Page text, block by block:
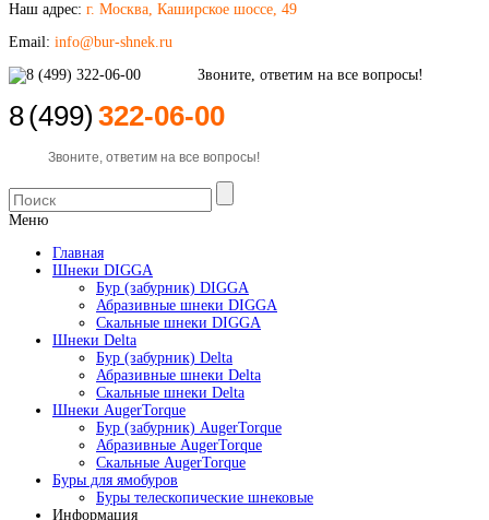
Наш адрес: г. Москва, Каширское шоссе, 49
Email: info@bur-shnek.ru
8(499) 322-06-00
Звоните, ответим на все вопросы!
Меню
Главная
Шнеки DIGGA
Бур (забурник) DIGGA
Абразивные шнеки DIGGA
Скальные шнеки DIGGA
Шнеки Delta
Бур (забурник) Delta
Абразивные шнеки Delta
Скальные шнеки Delta
Шнеки AugerTorque
Бур (забурник) AugerTorque
Абразивные AugerTorque
Скальные AugerTorque
Буры для ямобуров
Буры телескопические шнековые
Информация